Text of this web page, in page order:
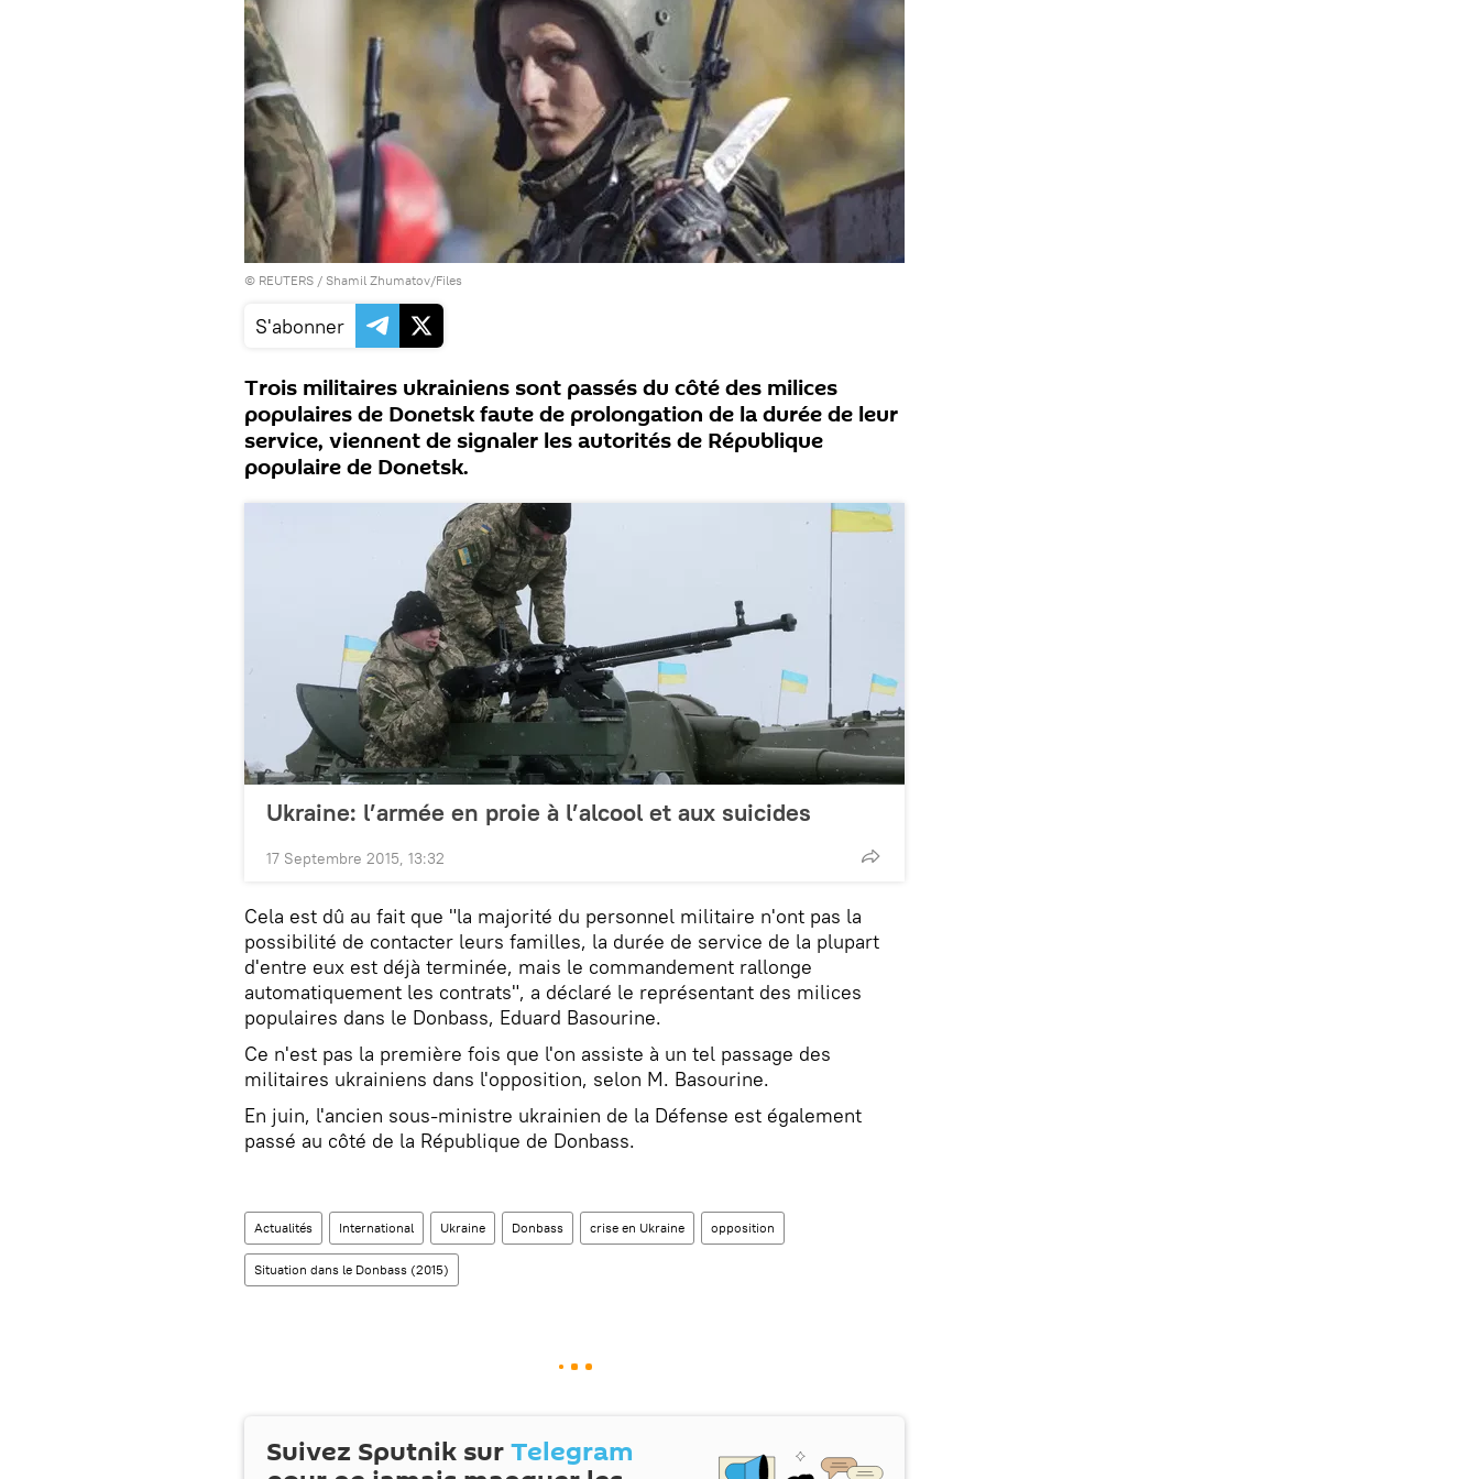
© REUTERS / Shamil Zhumatov/Files
S'abonner
Trois militaires ukrainiens sont passés du côté des milices
populaires de Donetsk faute de prolongation de la durée de leur
service, viennent de signaler les autorités de République
populaire de Donetsk.
Ukraine: l’armée en proie à l’alcool et aux suicides
17 Septembre 2015, 13:32
Cela est dû au fait que "la majorité du personnel militaire n'ont pas la
possibilité de contacter leurs familles, la durée de service de la plupart
d'entre eux est déjà terminée, mais le commandement rallonge
automatiquement les contrats", a déclaré le représentant des milices
populaires dans le Donbass, Eduard Basourine.
Ce n'est pas la première fois que l'on assiste à un tel passage des
militaires ukrainiens dans l'opposition, selon M. Basourine.
En juin, l'ancien sous-ministre ukrainien de la Défense est également
passé au côté de la République de Donbass.
Actualités International Ukraine Donbass crise en Ukraine opposition
Situation dans le Donbass (2015)
Suivez Sputnik surTelegram